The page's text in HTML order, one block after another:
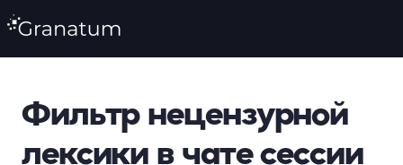
Фильтр нецензурной
лексики в чате сессии